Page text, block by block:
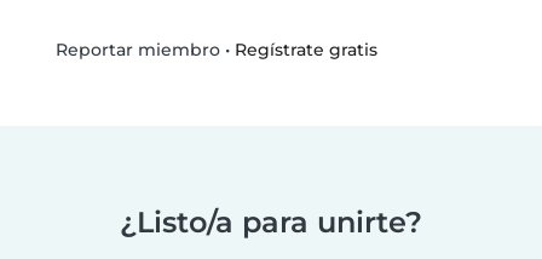
Reportar miembro• Regístrate gratis
¿Listo/a para unirte?